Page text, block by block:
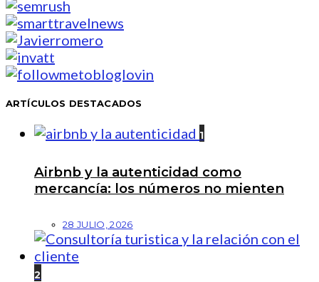
ARTÍCULOS DESTACADOS
1
Airbnb y la autenticidad como
mercancía: los números no mienten
28 JULIO, 2026
2